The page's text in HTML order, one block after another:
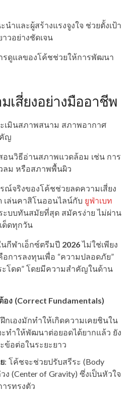
ำและผู้สร้างแรงจูงใจ ช่วยตั้งเป้า
วอย่างชัดเจน
รดูแลของโค้ชช่วยให้การพัฒนา
เสี่ยงอย่างมืออาชีพ
เมินสภาพสนาม สภาพอากาศ
ญ
นวิธีอ่านสภาพแวดล้อม เช่น การ
ลม หรือสภาพพื้นผิว
ณ์จริงของโค้ชช่วยลดความเสี่ยง
เล่นคาสิโนออนไลน์กับ ยูฟ่าเบท
ะบบทันสมัยที่สุด สมัครง่าย ไม่ผ่าน
ด็ดทุกวัน
กีฬาเอ็กซ์ตรีมปี 2026ไม่ใช่เพียง
การลงทุนเพื่อ “ความปลอดภัย”
โดด” โดยมีความสำคัญในด้าน
ง (Correct Fundamentals)
กเองมักทำให้เกิดความเคยชินใน
ทำให้พัฒนาต่อยอดได้ยากแล้ว ยัง
ข้อต่อในระยะยาว
: โค้ชจะช่วยปรับสรีระ (Body
(Center of Gravity) ซึ่งเป็นหัวใจ
รทรงตัว